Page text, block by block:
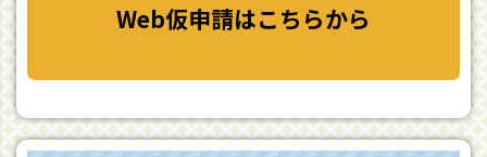
Web仮申請はこちらから